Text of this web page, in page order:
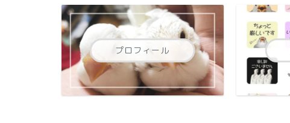
プロフィール